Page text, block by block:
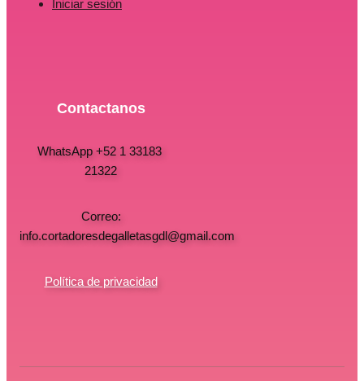
Iniciar sesión
Contactanos
WhatsApp +52 1 33183
21322
Correo:
info.cortadoresdegalletasgdl@gmail.com
Política de privacidad